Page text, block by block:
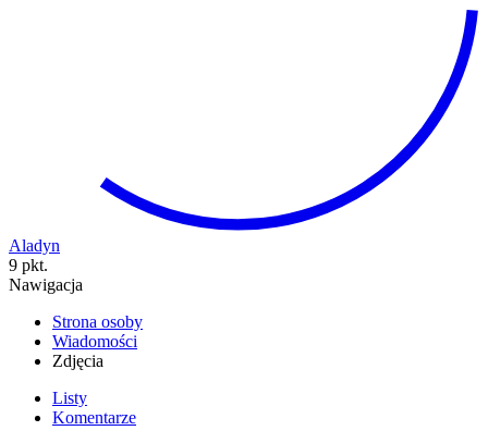
Aladyn
9 pkt.
Nawigacja
Strona osoby
Wiadomości
Zdjęcia
Listy
Komentarze